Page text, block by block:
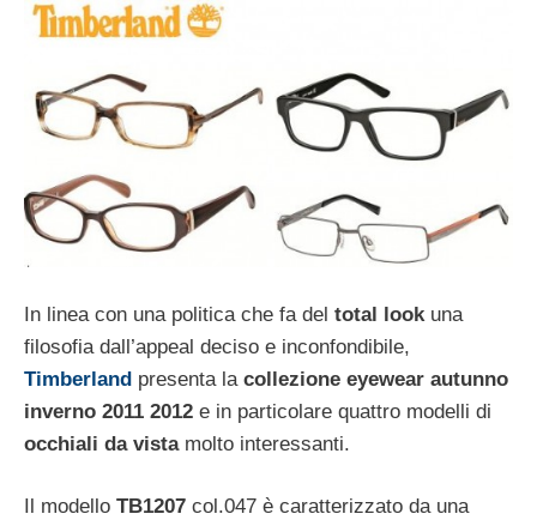
In linea con una politica che fa del total look una
filosofia dall’appeal deciso e inconfondibile,
Timberland presenta la collezione eyewear autunno
inverno 2011 2012 e in particolare quattro modelli di
occhiali da vistamolto interessanti.
Il modello TB1207 col.047 è caratterizzato da una